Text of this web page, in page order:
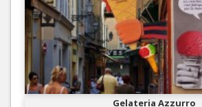
Gelateria Azzurro